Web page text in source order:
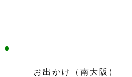
●
お出かけ（南大阪）